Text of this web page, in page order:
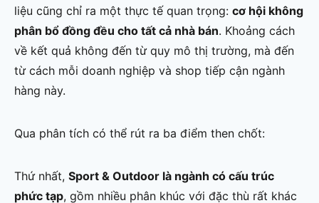
liệu cũng chỉ ra một thực tế quan trọng: cơ hội không
phân bổ đồng đều cho tất cả nhà bán. Khoảng cách
về kết quả không đến từ quy mô thị trường, mà đến
từ cách mỗi doanh nghiệp và shop tiếp cận ngành
hàng này.
Qua phân tích có thể rút ra ba điểm then chốt:
Thứ nhất, Sport & Outdoor là ngành có cấu trúc
phức tạp, gồm nhiều phân khúc với đặc thù rất khác